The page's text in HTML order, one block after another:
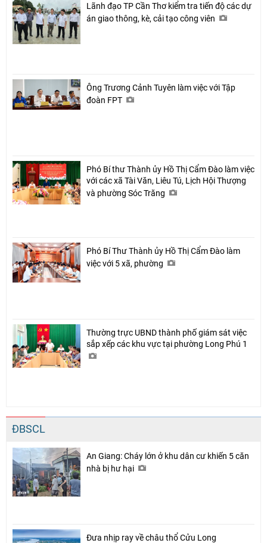
Facebook
Lãnh đạo TP Cần Thơ kiểm tra tiến độ các dự
án giao thông, kè, cải tạo công viên
Ông Trương Cảnh Tuyên làm việc với Tập
đoàn FPT
Phó Bí thư Thành ủy Hồ Thị Cẩm Đào làm việc
với các xã Tài Văn, Liêu Tú, Lịch Hội Thượng
và phường Sóc Trăng
Phó Bí Thư Thành ủy Hồ Thị Cẩm Đào làm
việc với 5 xã, phường
Thường trực UBND thành phố giám sát việc
sắp xếp các khu vực tại phường Long Phú 1
ĐBSCL
An Giang: Cháy lớn ở khu dân cư khiến 5 căn
nhà bị hư hại
Đưa nhịp ray về châu thổ Cửu Long